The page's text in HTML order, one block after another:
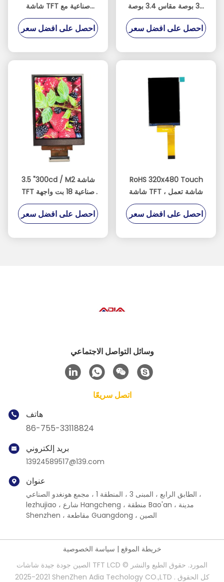
شاشة TFT صناعية مع
برنامج تشغيل HX8379C
احصل على افضل سعر
39 بوصة مقاس 3.4 بوصة
مع 800 × 800 نقطة
احصل على افضل سعر
3.5 "300cd / M2 شاشة
TFT صناعية 18 بت واجهة
RGB لجهاز POS
احصل على افضل سعر
RoHS 320x480 Touch
شاشة TFT ، شاشة تعمل
باللمس الصناعية بواجهة
Mipi
احصل على افضل سعر
وسائل التواصل الاجتماعي
اتصل سريعًا
هاتف
86-755-33118824
بريد إلكتروني
13924589517@139.com
عنوان
الطابق الرابع ، المبنى 3 ، المنطقة 1 ، مجمع هونغدو الصناعي ،
lezhujiao ، شارع Hangcheng ، منطقة Bao'an ، مدينة
Shenzhen ، مقاطعة Guangdong ، الصين
سياسة الخصوصية | خريطة الموقع
الصين جودة جيدة شاشات TFT LCD المورد. حقوق الطبع والنشر ©
2021-2025 ShenZhen Adia Techology CO.,LTD . كل الحقوق